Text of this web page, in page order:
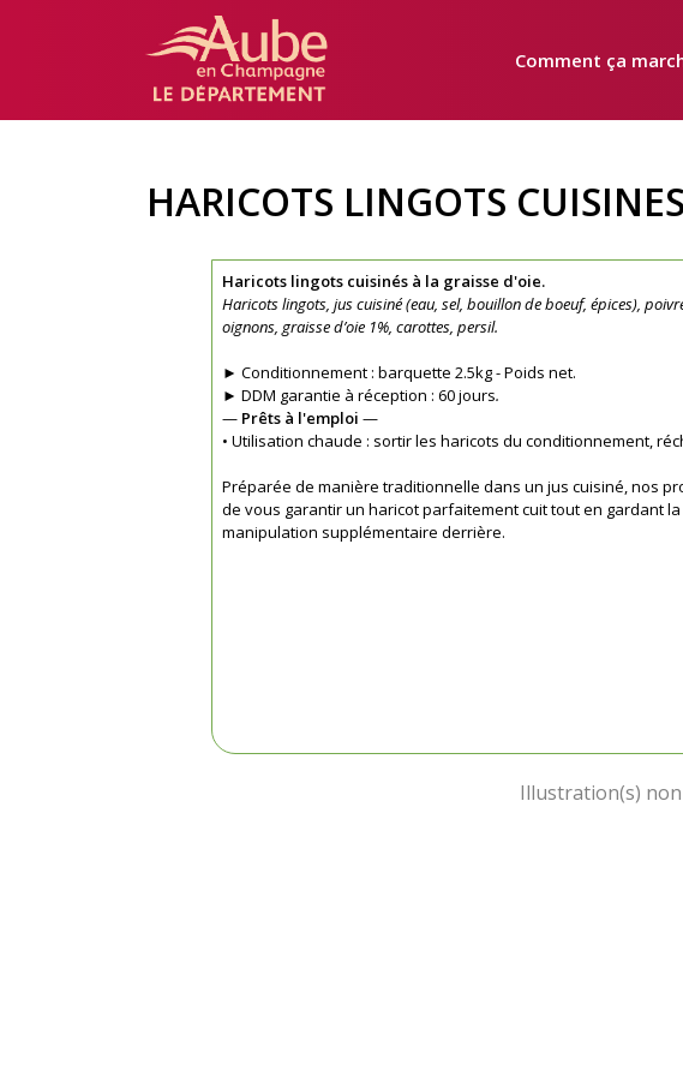
Comment ça
HARICOTS LINGOTS
Haricots lingots cuisinés à la graisse d'oie.
Haricots lingots, jus cuisiné (eau, sel, bouillon de boeuf, épices),
oignons, graisse d’oie 1%, carottes, persil.
► Conditionnement : barquette 2.5kg - Poids net.
► DDM garantie à réception : 60 jours.
— Prêts à l'emploi —
• Utilisation chaude : sortir les haricots du conditionnement,
Préparée de manière traditionnelle dans un jus cuisiné, nos
de vous garantir un haricot parfaitement cuit tout en gardant
manipulation supplémentaire derrière.